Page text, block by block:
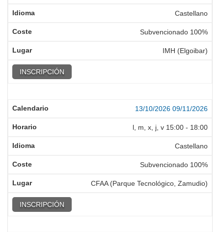
Castellano
Subvencionado 100%
IMH (Elgoibar)
INSCRIPCIÓN
13/10/2026 09/11/2026
l, m, x, j, v 15:00 - 18:00
Castellano
Subvencionado 100%
CFAA (Parque Tecnológico, Zamudio)
INSCRIPCIÓN